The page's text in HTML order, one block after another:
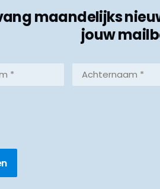
maandelijks
jouw
Achternaam